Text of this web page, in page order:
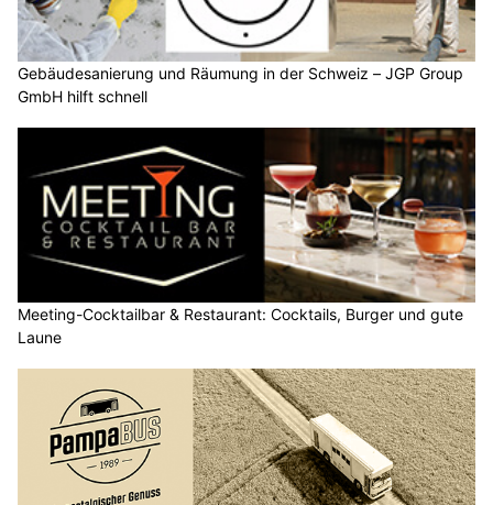
Gebäudesanierung und Räumung in der Schweiz – JGP Group
GmbH hilft schnell
Meeting-Cocktailbar & Restaurant: Cocktails, Burger und gute
Laune